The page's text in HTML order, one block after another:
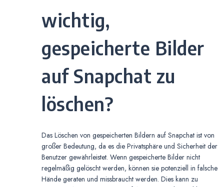
wichtig,
gespeicherte Bilder
auf Snapchat zu
löschen?
Das Löschen von gespeicherten Bildern auf Snapchat ist von
großer Bedeutung, da es die Privatsphäre und Sicherheit der
Benutzer gewährleistet. Wenn gespeicherte Bilder nicht
regelmäßig gelöscht werden, können sie potenziell in falsche
Hände geraten und missbraucht werden. Dies kann zu